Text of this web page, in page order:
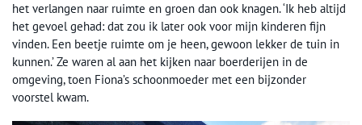
het verlangen naar ruimte en groen dan ook knagen. ‘Ik heb altijd
het gevoel gehad: dat zou ik later ook voor mijn kinderen fijn
vinden. Een beetje ruimte om je heen, gewoon lekker de tuin in
kunnen.’ Ze waren al aan het kijken naar boerderijen in de
omgeving, toen Fiona’s schoonmoeder met een bijzonder
voorstel kwam.